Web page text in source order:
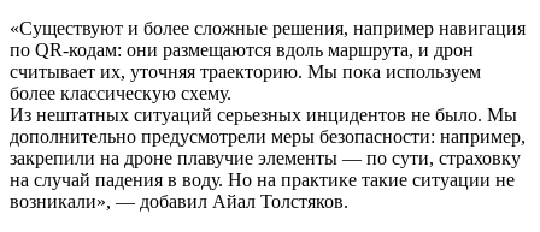
«Существуют и более сложные решения, например навигация
по QR-кодам: они размещаются вдоль маршрута, и дрон
считывает их, уточняя траекторию. Мы пока используем
более классическую схему.
Из нештатных ситуаций серьезных инцидентов не было. Мы
дополнительно предусмотрели меры безопасности: например,
закрепили на дроне плавучие элементы — по сути, страховку
на случай падения в воду. Но на практике такие ситуации не
возникали», — добавил Айал Толстяков.